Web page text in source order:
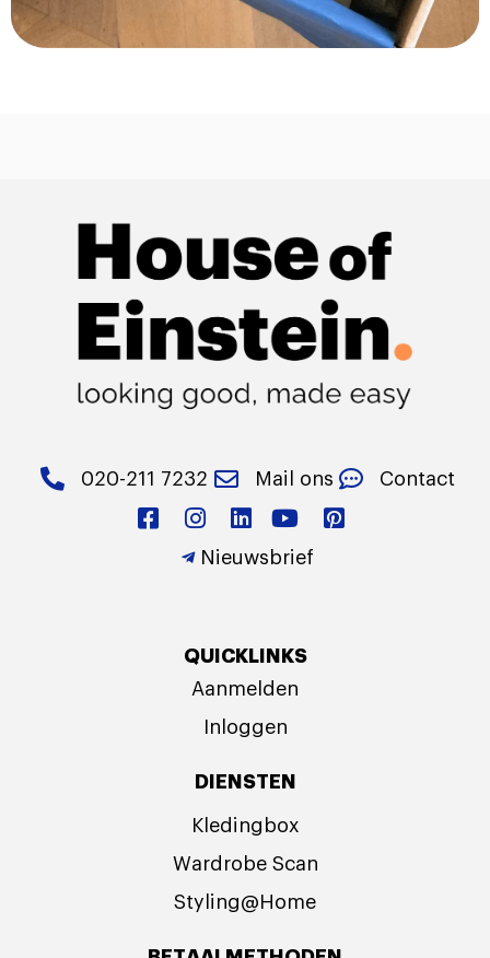
020-211 7232 Mail ons Contact
Nieuwsbrief
QUICKLINKS
Aanmelden
Inloggen
DIENSTEN
Kledingbox
Wardrobe Scan
Styling@Home